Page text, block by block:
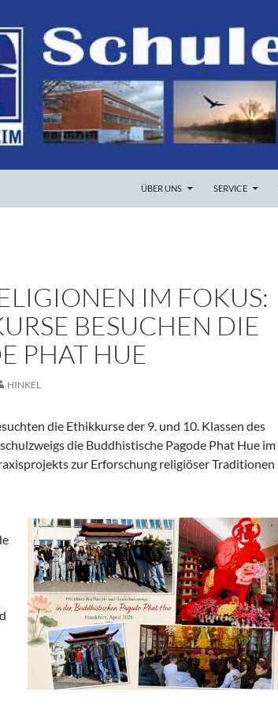
ÜBER UNS
SERVICE
IM FOKUS:
BESUCHEN DIE
PHAT HUE
HINKEL
die Ethikkurse der 9. und 10. Klassen des
die Buddhistische Pagode Phat Hue im
zur Erforschung religiöser Traditionen